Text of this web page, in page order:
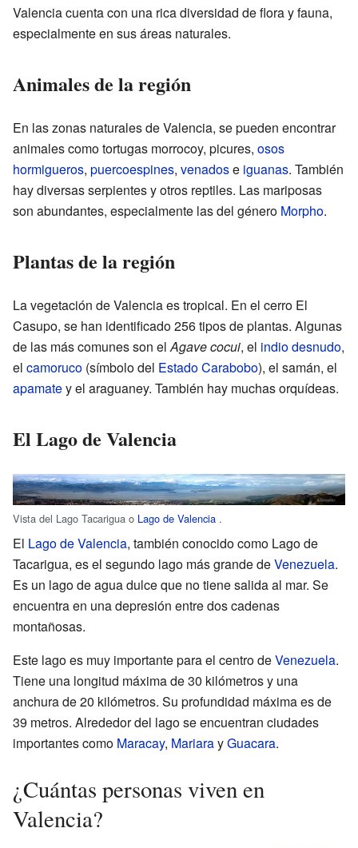
Valencia cuenta con una rica diversidad de flora y fauna,
especialmente en sus áreas naturales.
Animales de la región
En las zonas naturales de Valencia, se pueden encontrar
animales como tortugas morrocoy, picures, osos
hormigueros, puercoespines, venadose iguanas. También
hay diversas serpientes y otros reptiles. Las mariposas
son abundantes, especialmente las del género Morpho.
Plantas de la región
La vegetación de Valencia es tropical. En el cerro El
Casupo, se han identificado 256 tipos de plantas. Algunas
de las más comunes son elAgave cocui, el indio desnudo,
el camoruco (símbolo del Estado Carabobo), el samán, el
apamatey el araguaney. También hay muchas orquídeas.
El Lago de Valencia
Vista del Lago Tacarigua o Lago de Valencia .
El Lago de Valencia, también conocido como Lago de
Tacarigua, es el segundo lago más grande deVenezuela.
Es un lago de agua dulce que no tiene salida al mar. Se
encuentra en una depresión entre dos cadenas
montañosas.
Este lago es muy importante para el centro deVenezuela.
Tiene una longitud máxima de 30 kilómetros y una
anchura de 20 kilómetros. Su profundidad máxima es de
39 metros. Alrededor del lago se encuentran ciudades
importantes como Maracay, MariarayGuacara.
¿Cuántas personas viven en
Valencia?